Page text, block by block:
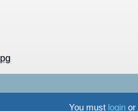
You must loginor